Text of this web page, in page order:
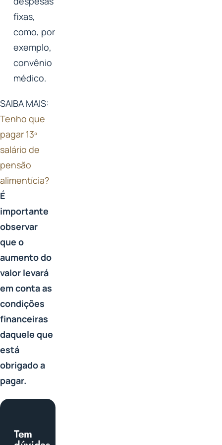
fixas,
como, por
exemplo,
convênio
médico.
SAIBA MAIS:
Tenho que
pagar 13º
salário de
pensão
alimentícia?
É
importante
observar
que o
aumento do
valor levará
em conta as
condições
financeiras
daquele que
está
obrigado a
pagar.
Tem